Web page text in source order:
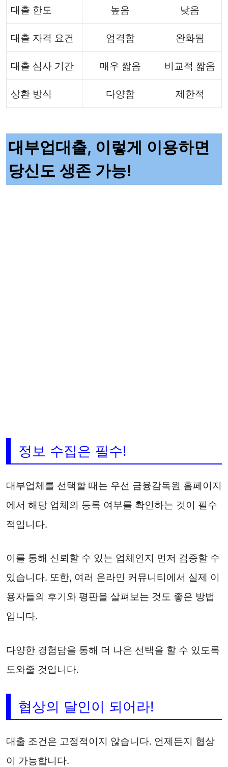
대출 한도 높음 낮음
대출 자격 요건 엄격함 완화됨
대출 심사 기간 매우 짧음 비교적 짧음
상환 방식 다양함 제한적
대부업대출, 이렇게 이용하면
당신도 생존 가능!
정보 수집은 필수!
대부업체를 선택할 때는 우선 금융감독원 홈페이지
에서 해당 업체의 등록 여부를 확인하는 것이 필수
적입니다.
이를 통해 신뢰할 수 있는 업체인지 먼저 검증할 수
있습니다. 또한, 여러 온라인 커뮤니티에서 실제 이
용자들의 후기와 평판을 살펴보는 것도 좋은 방법
입니다.
다양한 경험담을 통해 더 나은 선택을 할 수 있도록
도와줄 것입니다.
협상의 달인이 되어라!
대출 조건은 고정적이지 않습니다. 언제든지 협상
이 가능합니다.